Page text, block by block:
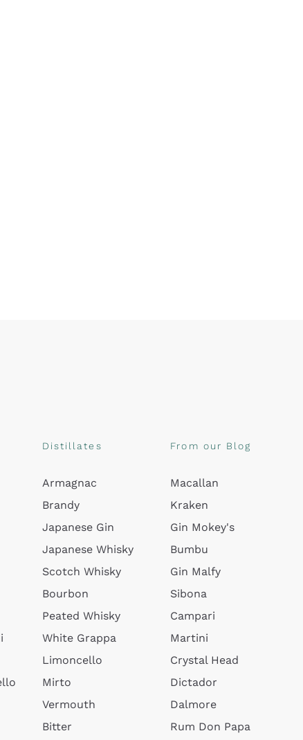
Distillates
Armagnac
Brandy
Japanese Gin
Japanese Whisky
Scotch Whisky
Bourbon
Peated Whisky
White Grappa
Limoncello
Mirto
Vermouth
Bitter
From our Blog
Macallan
Kraken
Gin Mokey's
Bumbu
Gin Malfy
Sibona
Campari
Martini
Crystal Head
Dictador
Dalmore
Rum Don Papa